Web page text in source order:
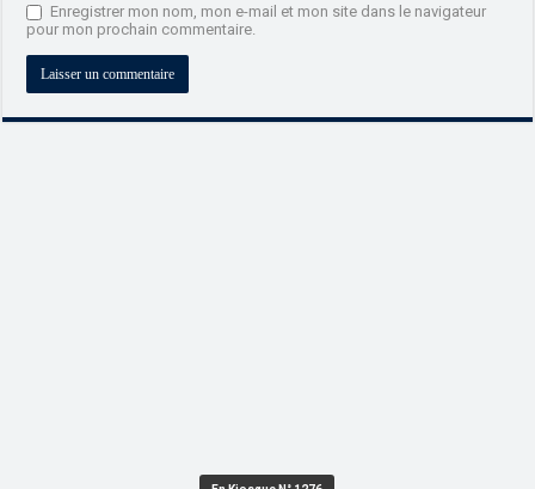
Enregistrer mon nom, mon e-mail et mon site dans le navigateur
pour mon prochain commentaire.